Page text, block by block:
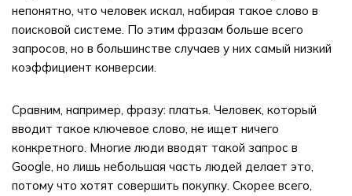
непонятно, что человек искал, набирая такое слово в
поисковой системе. По этим фразам больше всего
запросов, но в большинстве случаев у них самый низкий
коэффициент конверсии.
Сравним, например, фразу: платья. Человек, который
вводит такое ключевое слово, не ищет ничего
конкретного. Многие люди вводят такой запрос в
Google, но лишь небольшая часть людей делает это,
потому что хотят совершить покупку. Скорее всего,